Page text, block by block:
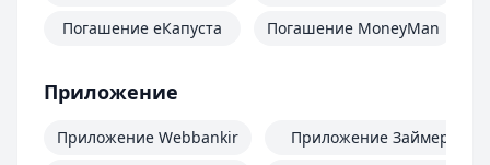
Погашение еКапуста
Погашение MoneyMan
Приложение
Приложение Webbankir
Приложение Займер